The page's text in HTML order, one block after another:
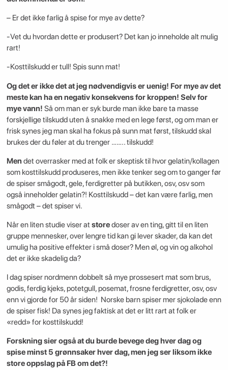
– Er det ikke farlig å spise for mye av dette?
-Vet du hvordan dette er produsert? Det kan jo inneholde alt mulig
rart!
-Kosttilskudd er tull! Spis sunn mat!
Og det er ikke det at jeg nødvendigvis er uenig! For mye av det
meste kan ha en negativ konsekvens for kroppen! Selv for
mye vann! Så om man er syk burde man ikke bare ta masse
forskjellige tilskudd uten å snakke med en lege først, og om man er
frisk synes jeg man skal ha fokus på sunn mat først, tilskudd skal
brukes der du føler at du trenger …….. tilskudd!
Men det overrasker med at folk er skeptisk til hvor gelatin/kollagen
som kosttilskudd produseres, men ikke tenker seg om to ganger før
de spiser smågodt, gele, ferdigretter på butikken, osv, osv som
også inneholder gelatin?! Kosttilskudd – det kan være farlig, men
smågodt – det spiser vi.
Når en liten studie viser at storedoser av en ting, gitt til en liten
gruppe mennesker, over lengre tid kan gi lever skader, da kan det
umulig ha positive effekter i små doser? Men øl, og vin og alkohol
det er ikke skadelig da?
I dag spiser nordmenn dobbelt så mye prossesert mat som brus,
godis, ferdig kjeks, potetgull, posemat, frosne ferdigretter, osv, osv
enn vi gjorde for 50 år siden! Norske barn spiser mer sjokolade enn
de spiser fisk! Da synes jeg faktisk at det er litt rart at folk er
«redd» for kosttilskudd!
Forskning sier også at du burde bevege deg hver dag og
spise minst 5 grønnsaker hver dag, men jeg ser liksom ikke
store oppslag på FB om det?!